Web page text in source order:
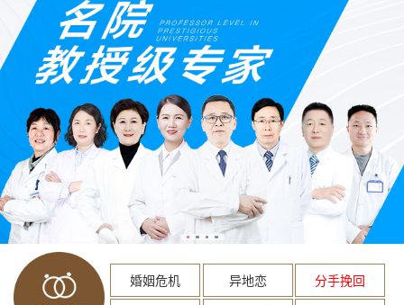
婚姻危机 异地恋
分手挽回